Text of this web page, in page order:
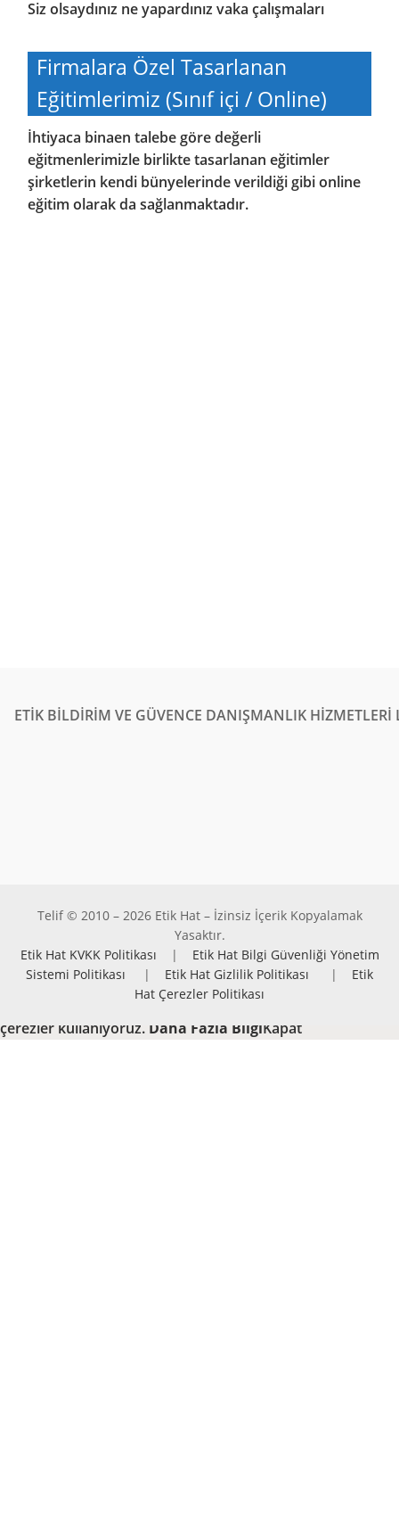
Siz olsaydınız ne yapardınız vaka çalışmaları
Firmalara Özel Tasarlanan
Eğitimlerimiz (Sınıf içi / Online)
İhtiyaca binaen talebe göre değerli
eğitmenlerimizle birlikte tasarlanan eğitimler
şirketlerin kendi bünyelerinde verildiği gibi online
eğitim olarak da sağlanmaktadır.
ETİK BİLDİRİM VE GÜVENCE DANIŞMANLIK HİZMETLERİ
Telif © 2010 – 2026 Etik Hat – İzinsiz İçerik Kopyalamak
Yasaktır.
Etik Hat KVKK Politikası | Etik Hat Bilgi Güvenliği Yönetim
Sistemi Politikası | Etik Hat Gizlilik Politikası | Etik
Hat Çerezler Politikası
Hizmetlerimizden en iyi şekilde faydalanabilmeniz için
çerezler kullanıyoruz. Daha Fazla BilgiKapat